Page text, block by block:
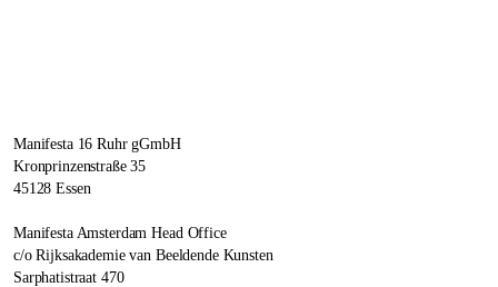
Manifesta 16 Ruhr gGmbH
Kronprinzenstraße 35
45128 Essen
Manifesta Amsterdam Head Office
c/o Rijksakademie van Beeldende Kunsten
Sarphatistraat 470